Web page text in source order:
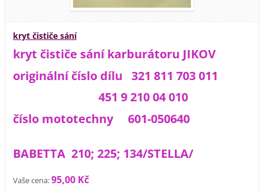
kryt čističe sání
kryt čističe sání karburátoru JIKOV
originální číslo dílu 321 811 703 011
451 9 210 04 010
číslo mototechny 601-050640
BABETTA 210; 225; 134/STELLA/
Vaše cena:95,00 Kč